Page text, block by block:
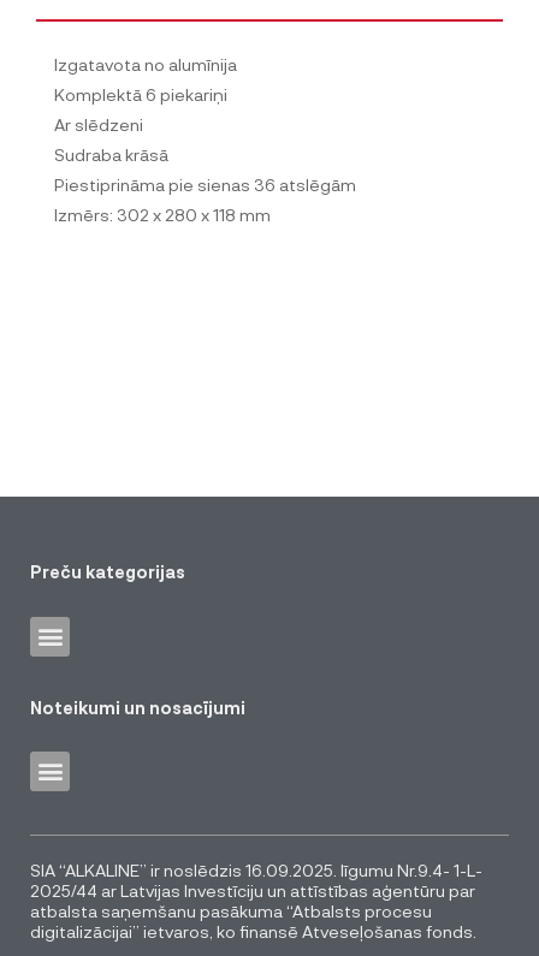
Izgatavota no alumīnija
Komplektā 6 piekariņi
Ar slēdzeni
Sudraba krāsā
Piestiprināma pie sienas 36 atslēgām
Izmērs: 302 x 280 x 118 mm
Preču kategorijas
Noteikumi un nosacījumi
SIA “ALKALINE” ir noslēdzis 16.09.2025. līgumu Nr.9.4- 1-L-
2025/44 ar Latvijas Investīciju un attīstības aģentūru par
atbalsta saņemšanu pasākuma “Atbalsts procesu
digitalizācijai” ietvaros, ko finansē Atveseļošanas fonds.